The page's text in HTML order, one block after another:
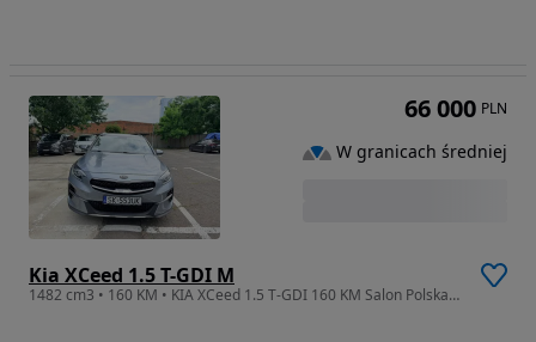
Kia XCeed 1.5 T-GDI M
1482 cm3 • 160 KM • KIA XCeed 1.5 T-GDI 160 KM Salon Polska Bezwypadkowy Serwis ASO FV23%
66 000 PLN
W granicach średniej